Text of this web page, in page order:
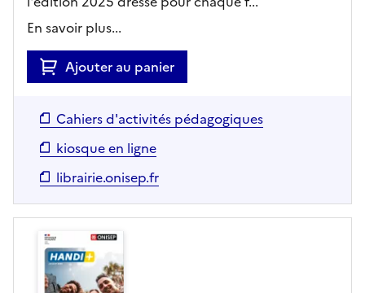
En savoir plus...
Ajouter au panier
Cahiers d'activités pédagogiques
kiosque en ligne
librairie.onisep.fr